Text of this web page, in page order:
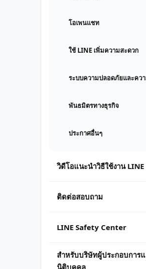
โอเพนแชท
ใช้ LINE เพิ่มความสะดวก
ระบบความปลอดภัยและคว
พันธมิตรทางธุรกิจ
ประกาศอื่นๆ
วิดีโอแนะนำวิธีใช้งาน LINE
ติดต่อสอบถาม
LINE Safety Center
สำหรับบริษัทผู้ประกอบการ
นิติบุคคล